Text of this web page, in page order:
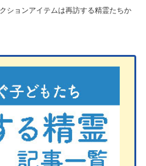
ションアイテムは再訪する精霊たちか